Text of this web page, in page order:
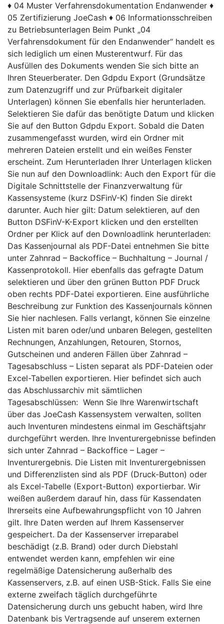
♦ 04 Muster Verfahrensdokumentation Endanwender ♦
05 Zertifizierung JoeCash ♦ 06 Informationsschreiben
zu Betriebsunterlagen Beim Punkt „04
Verfahrensdokument für den Endanwender“ handelt es
sich lediglich um einen Musterentwurf. Für das
Ausfüllen des Dokuments wenden Sie sich bitte an
Ihren Steuerberater. Den Gdpdu Export (Grundsätze
zum Datenzugriff und zur Prüfbarkeit digitaler
Unterlagen) können Sie ebenfalls hier herunterladen.
Selektieren Sie dafür das benötigte Datum und klicken
Sie auf den Button Gdpdu Export. Sobald die Daten
zusammengefasst wurden, wird ein Ordner mit
mehreren Dateien erstellt und ein weißes Fenster
erscheint. Zum Herunterladen Ihrer Unterlagen klicken
Sie nun auf den Downloadlink: Auch den Export für die
Digitale Schnittstelle der Finanzverwaltung für
Kassensysteme (kurz DSFinV-K) finden Sie direkt
darunter. Auch hier gilt: Datum selektieren, auf den
Button DSFinV-K-Export klicken und den erstellten
Ordner per Klick auf den Downloadlink herunterladen:
Das Kassenjournal als PDF-Datei entnehmen Sie bitte
unter Zahnrad – Backoffice – Buchhaltung – Journal /
Kassenprotokoll. Hier ebenfalls das gefragte Datum
selektieren und über den grünen Button PDF Druck
oben rechts PDF-Datei exportieren. Eine ausführliche
Beschreibung zur Funktion des Kassenjournals können
Sie hier nachlesen. Falls verlangt, können Sie einzelne
Listen mit baren oder/und unbaren Belegen, gestellten
Rechnungen, Anzahlungen, Retouren, Stornos,
Gutscheinen und anderen Fällen über Zahnrad –
Tagesabschluss – Listen separat als PDF-Dateien oder
Excel-Tabellen exportieren. Hier befindet sich auch
das Abschlussarchiv mit sämtlichen
Tagesabschlüssen: Wenn Sie Ihre Warenwirtschaft
über das JoeCash Kassensystem verwalten, sollten
auch Inventuren mindestens einmal im Geschäftsjahr
durchgeführt werden. Ihre Inventurergebnisse befinden
sich unter Zahnrad – Backoffice – Lager –
Inventurergebnis. Die Listen mit Inventurergebnissen
und Differenzlisten sind als PDF (Druck-Button) oder
als Excel-Tabelle (Export-Button) exportierbar. Wir
weißen außerdem darauf hin, dass für Kassendaten
Ihrerseits eine Aufbewahrungspflicht von 10 Jahren
gilt. Ihre Daten werden auf Ihrem Kassenserver
gespeichert. Da der Kassenserver irreparabel
beschädigt (z.B. Brand) oder durch Diebstahl
entwendet werden kann, empfehlen wir eine
regelmäßige Datensicherung außerhalb des
Kassenservers, z.B. auf einen USB-Stick. Falls Sie eine
externe zweifach täglich durchgeführte
Datensicherung durch uns gebucht haben, wird Ihre
Datenbank bis Vertragsende auf unserem externen